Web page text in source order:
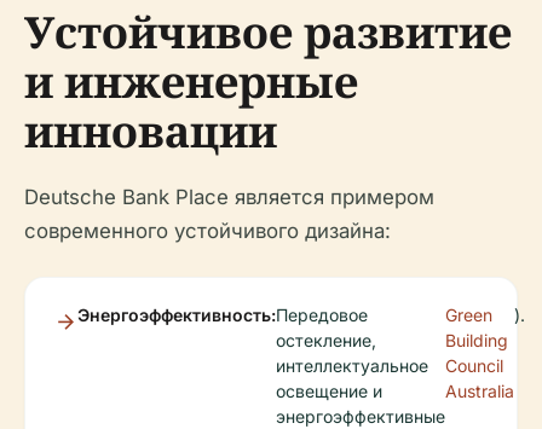
Устойчивое развитие
и инженерные
инновации
Deutsche Bank Place является примером
современного устойчивого дизайна:
Энергоэффективность:Передовое
остекление,
интеллектуальное
освещение и
энергоэффективные
Green
Building
Council
Australia
).